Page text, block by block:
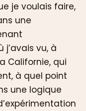
je voulais faire,
une
vu, à
Californie, qui
à quel point
une logique